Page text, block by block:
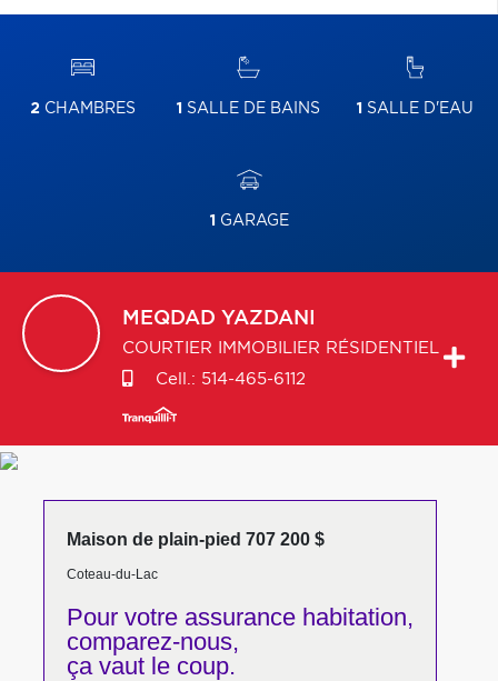
2 CHAMBRES 1 SALLE DE BAINS 1 SALLE D'EAU
1 GARAGE
MEQDAD YAZDANI
COURTIER IMMOBILIER RÉSIDENTIEL
Cell.: 514-465-6112
Maison de plain-pied 707 200 $
Coteau-du-Lac
Pour votreassurance habitation,
comparez-nous,
ça vaut le coup.